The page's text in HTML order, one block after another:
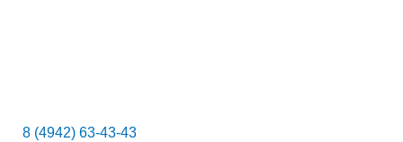
8 (4942) 63-43-43